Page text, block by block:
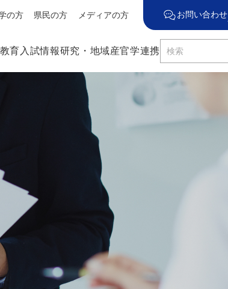
の方 県民の方 メディアの方 お問い合わせ
教育 入試情報研究・地域産官学連携